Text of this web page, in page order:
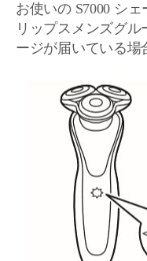
お使いの S7000 シ
リップスメンズグ
ージが届いている場